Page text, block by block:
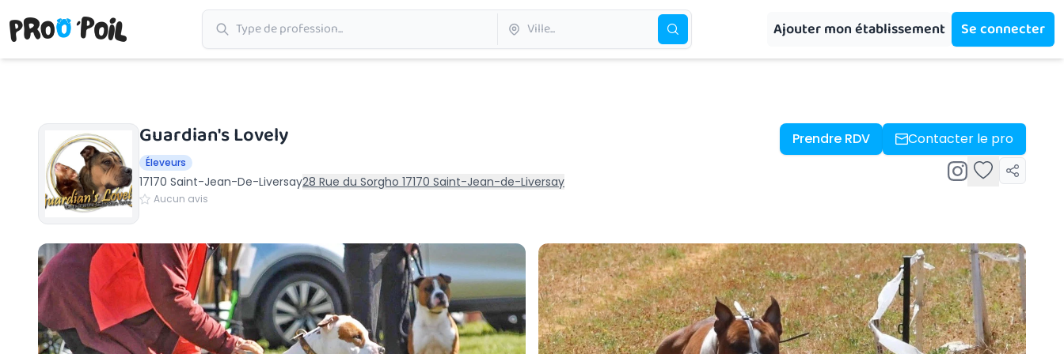
Ajouter mon établissement Se connecter
Accueil›Saint-Jean-De-Liversay
Guardian's Lovely
Éleveurs
17170 Saint-Jean-De-Liversay28 Rue du Sorgho 17170 Saint-Jean-de-Liversay
Aucun avis
Prendre RDV Contacter le pro